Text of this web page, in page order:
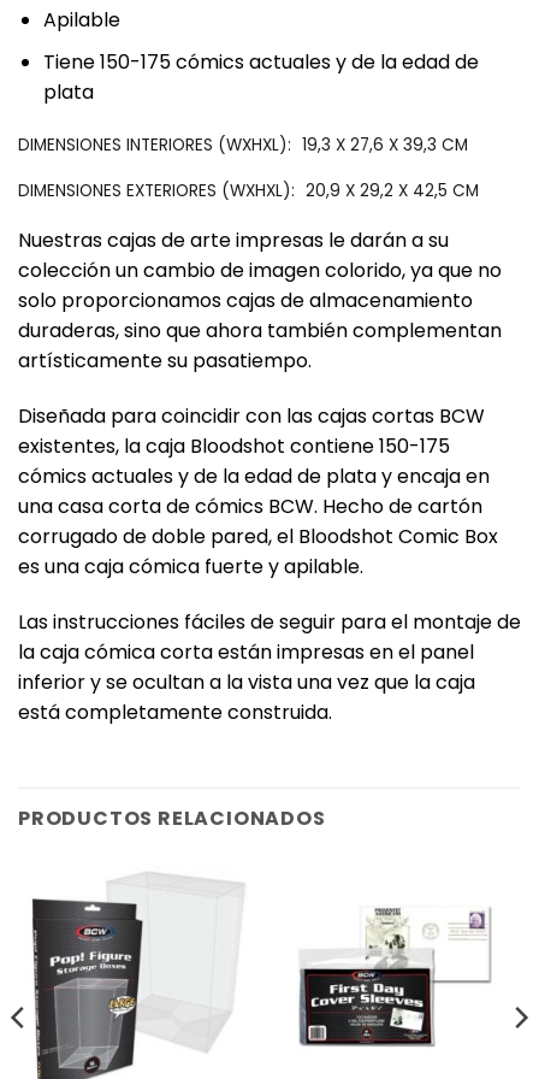
‎Apilable‎
‎Tiene 150-175 cómics actuales y de la edad de
plata‎
‎DIMENSIONES INTERIORES (WXHXL):‎ 19,3 X 27,6 X 39,3 CM
‎DIMENSIONES EXTERIORES (WXHXL):‎ 20,9 X 29,2 X 42,5 CM
‎Nuestras cajas de arte impresas le darán a su
colección un cambio de imagen colorido, ya que no
solo proporcionamos cajas de almacenamiento
duraderas, sino que ahora también complementan
artísticamente su pasatiempo.‎
‎Diseñada para coincidir con las cajas cortas BCW
existentes, la caja Bloodshot contiene 150-175
cómics actuales y de la edad de plata y encaja en
una casa corta de cómics BCW. Hecho de cartón
corrugado de doble pared, el Bloodshot Comic Box
es una caja cómica fuerte y apilable.‎
‎Las instrucciones fáciles de seguir para el montaje de
la caja cómica corta están impresas en el panel
inferior y se ocultan a la vista una vez que la caja
está completamente construida.‎
PRODUCTOS RELACIONADOS